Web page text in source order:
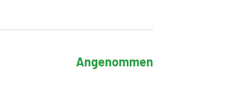
Angenommen